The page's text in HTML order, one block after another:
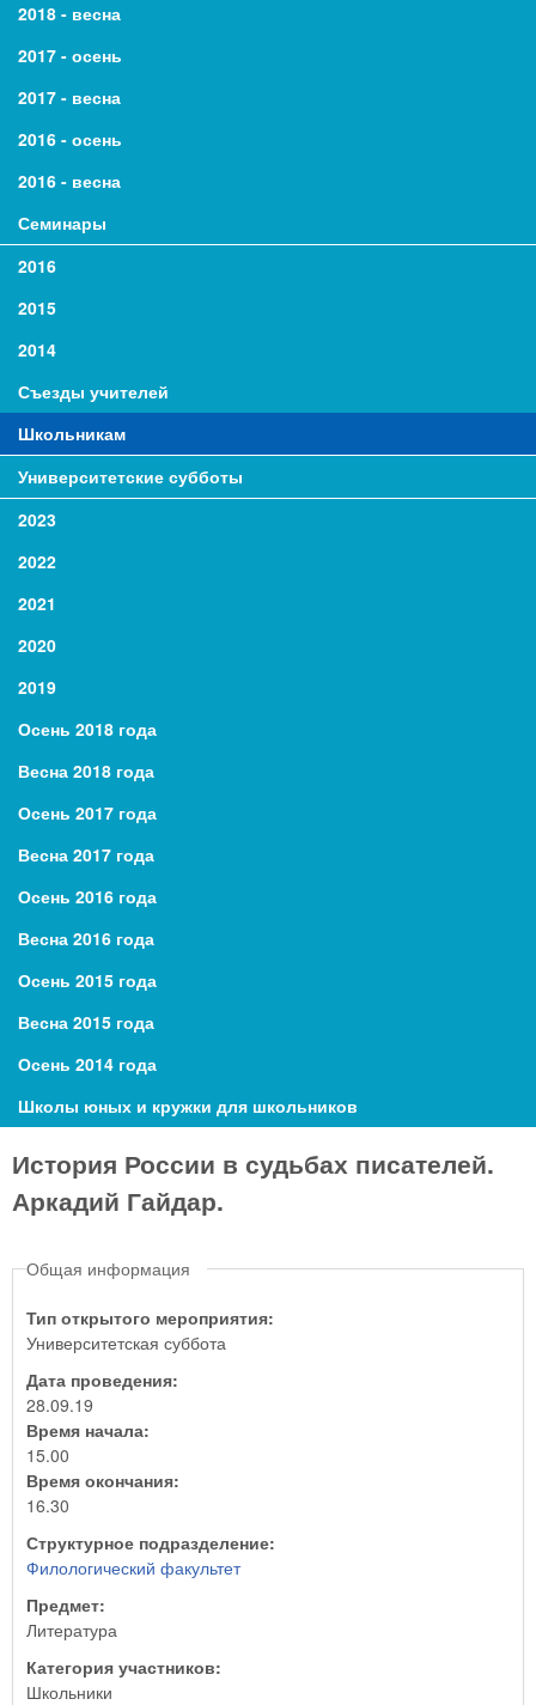
2018 - весна
2017 - осень
2017 - весна
2016 - осень
2016 - весна
Семинары
2016
2015
2014
Съезды учителей
Школьникам
Университетские субботы
2023
2022
2021
2020
2019
Осень 2018 года
Весна 2018 года
Осень 2017 года
Весна 2017 года
Осень 2016 года
Весна 2016 года
Осень 2015 года
Весна 2015 года
Осень 2014 года
Школы юных и кружки для школьников
История России в судьбах писателей.
Аркадий Гайдар.
Общая информация
Тип открытого мероприятия:
Университетская суббота
Дата проведения:
28.09.19
Время начала:
15.00
Время окончания:
16.30
Структурное подразделение:
Филологический факультет
Предмет:
Литература
Категория участников:
Школьники